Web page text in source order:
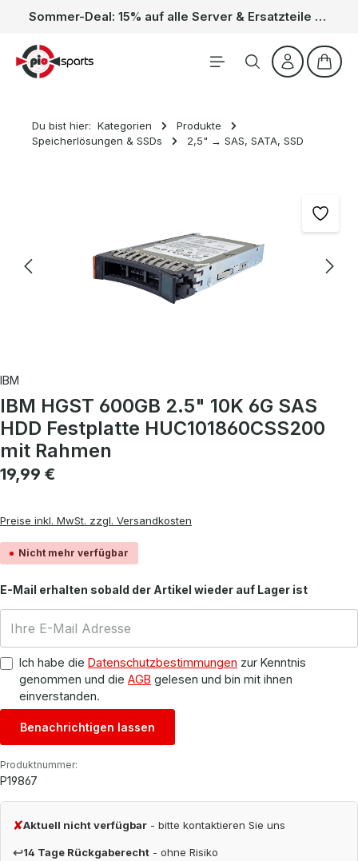
Zum Hauptinhalt springen Sommer-Deal: 15% auf alle Server & Ersatzteile – Kein Code nötig, der Rabatt wird automatisch im Warenkorb abgezogen. Gültig vom 01.06. bis 31.08.
Du bist hier: Kategorien
Produkte
Speicherlösungen & SSDs
2,5" → SAS, SATA, SSD
IBM
IBM HGST 600GB 2.5" 10K 6G SAS
HDD Festplatte HUC101860CSS200
mit Rahmen
Regulärer Preis:
19,99 €
Preise inkl. MwSt. zzgl. Versandkosten
Nicht mehr verfügbar
E-Mail erhalten sobald der Artikel wieder auf Lager ist
Ich habe die Datenschutzbestimmungen zur Kenntnis
genommen und die AGB gelesen und bin mit ihnen
einverstanden.
Benachrichtigen lassen
Produktnummer:
P19867
✘Aktuell nicht verfügbar - bitte kontaktieren Sie uns
↩14 Tage Rückgaberecht - ohne Risiko